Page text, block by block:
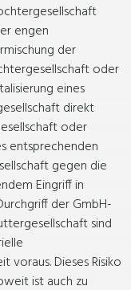
engen
der
oder
eines
direkt
oder
entsprechenden
gegen die
Eingriff in
der GmbH-
sind
voraus. Dieses Risiko
ist auch zu